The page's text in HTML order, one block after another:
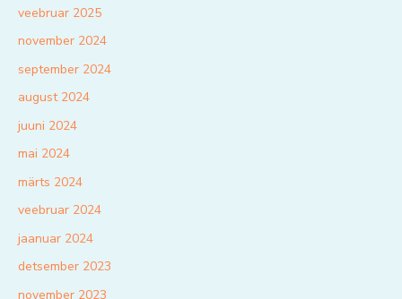
veebruar 2025
november 2024
september 2024
august 2024
juuni 2024
mai 2024
märts 2024
veebruar 2024
jaanuar 2024
detsember 2023
november 2023